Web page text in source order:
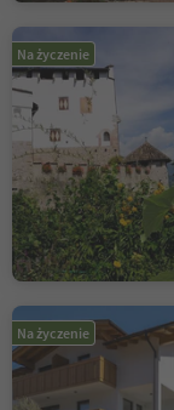
Na życzenie
Na życzenie